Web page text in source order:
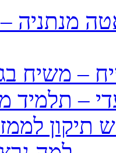
מנתניה –
– משיח
–